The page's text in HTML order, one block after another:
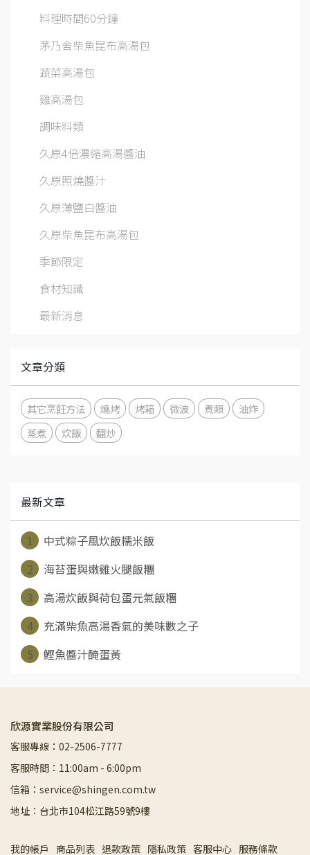
料理時間60分鐘
茅乃舍柴魚昆布高湯包
蔬菜高湯包
雞高湯包
調味料類
久原4倍濃縮高湯醬油
久原照燒醬汁
久原薄鹽白醬油
久原柴魚昆布高湯包
季節限定
食材知識
最新消息
文章分類
其它烹飪方法 燒烤 烤箱 微波 煮類
油炸
蒸煮
炊飯 翻炒
最新文章
1
中式粽子風炊飯糯米飯
2
海苔蛋與嫩雞火腿飯糰
3
高湯炊飯與荷包蛋元氣飯糰
4
充滿柴魚高湯香氣的美味數之子
5
鰹魚醬汁醃蛋黃
欣源實業股份有限公司
客服專線：02-2506-7777
客服時間：11:00am - 6:00pm
信箱：service@shingen.com.tw
地址：台北市104松江路59號9樓
我的帳戶 商品列表 退款政策 隱私政策 客服中心 服務條款